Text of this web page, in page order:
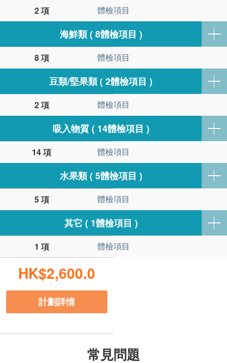
體檢項目
海鮮類 ( 8體檢項目 )
體檢項目
豆類/堅果類 ( 2體檢項目 )
體檢項目
吸入物質 ( 14體檢項目 )
體檢項目
水果類 ( 5體檢項目 )
體檢項目
其它 ( 1體檢項目 )
體檢項目
2 項
8 項
2 項
14 項
5 項
1 項
HK$2,600.0
計劃詳情
常見問題